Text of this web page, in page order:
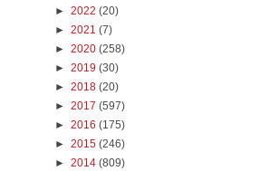
► 2022 (20)
► 2021 (7)
► 2020 (258)
► 2019 (30)
► 2018 (20)
► 2017 (597)
► 2016 (175)
► 2015 (246)
► 2014 (809)